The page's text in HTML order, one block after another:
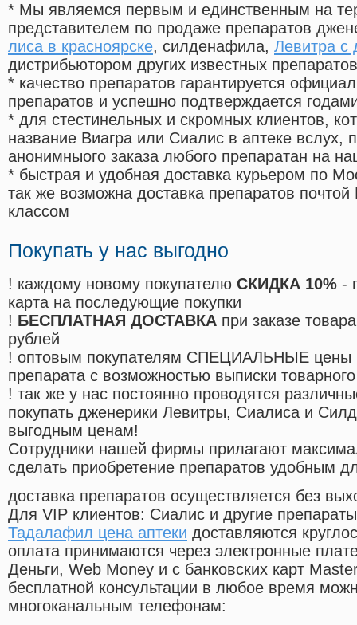
* Мы являемся первым и единственным на
представителем по продаже препаратов
лиса в красноярске, силденафила, Левитра с
дистрибьютором других известных препаратов
* качество препаратов гарантируется
препаратов и успешно подтверждается
* для стестинельных и скромных клиентов,
название Виагра или Сиалис в аптеке вслух,
анонимныого заказа любого препаратан на
* быстрая и удобная доставка курьером по
так же возможна доставка препаратов
классом
Покупать у нас выгодно
! каждому новому покупателю СКИДКА 10% -
карта на последующие покупки
! БЕСПЛАТНАЯ ДОСТАВКА при заказе
рублей
! оптовым покупателям СПЕЦИАЛЬНЫЕ цены
препарата с возможностью выписки
! так же у нас постоянно проводятся
покупать дженерики Левитры, Сиалиса и
выгодным ценам!
Cотрудники нашей фирмы прилагают
сделать приобретение препаратов удобным
доставка препаратов осуществляется без
Для VIP клиентов: Сиалис и другие
Тадалафил цена аптеки доставляются
оплата принимаются через электронные
Деньги, Web Money и с банковских карт
бесплатной консультации в любое время
многоканальным телефонам: